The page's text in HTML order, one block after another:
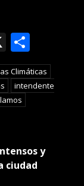
X
Climáticas
intendente
y
ciudad